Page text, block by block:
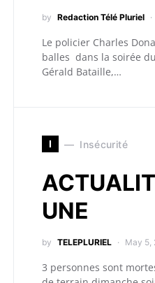
by Redaction Télé Pluriel
Le policier Charles
balles dans la soirée
Gérald Bataille,…
I Insécurité
UNE
by TELEPLURIEL May 5,
3 personnes sont